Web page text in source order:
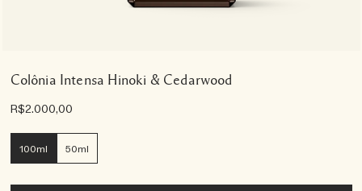
Colônia Intensa Hinoki & Cedarwood
R$2.000,00
100ml 50ml